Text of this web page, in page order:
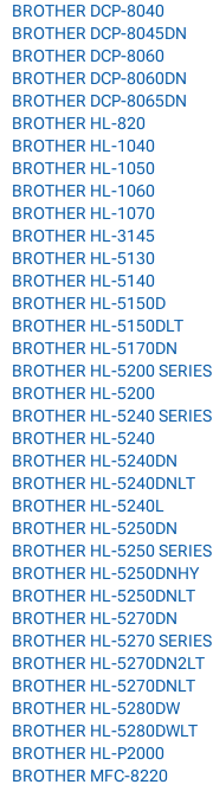
BROTHER DCP-8040
BROTHER DCP-8045DN
BROTHER DCP-8060
BROTHER DCP-8060DN
BROTHER DCP-8065DN
BROTHER HL-820
BROTHER HL-1040
BROTHER HL-1050
BROTHER HL-1060
BROTHER HL-1070
BROTHER HL-3145
BROTHER HL-5130
BROTHER HL-5140
BROTHER HL-5150D
BROTHER HL-5150DLT
BROTHER HL-5170DN
BROTHER HL-5200 SERIES
BROTHER HL-5200
BROTHER HL-5240 SERIES
BROTHER HL-5240
BROTHER HL-5240DN
BROTHER HL-5240DNLT
BROTHER HL-5240L
BROTHER HL-5250DN
BROTHER HL-5250 SERIES
BROTHER HL-5250DNHY
BROTHER HL-5250DNLT
BROTHER HL-5270DN
BROTHER HL-5270 SERIES
BROTHER HL-5270DN2LT
BROTHER HL-5270DNLT
BROTHER HL-5280DW
BROTHER HL-5280DWLT
BROTHER HL-P2000
BROTHER MFC-8220